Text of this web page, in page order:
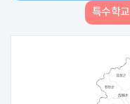
특수학교